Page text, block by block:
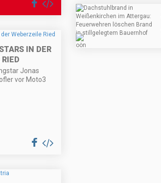
IN DER
Jonas
vor Moto3